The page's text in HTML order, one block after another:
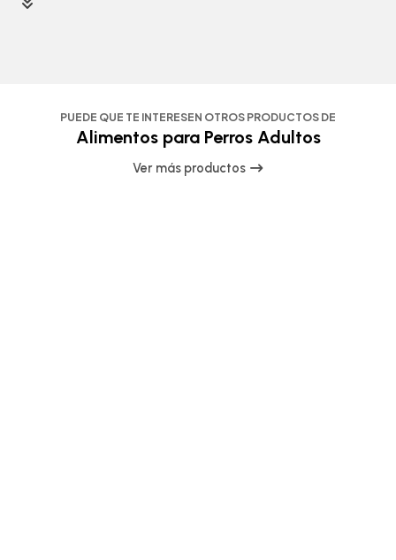
PUEDE QUE TE INTERESEN OTROS PRODUCTOS DE
Alimentos para Perros Adultos
Ver más productos